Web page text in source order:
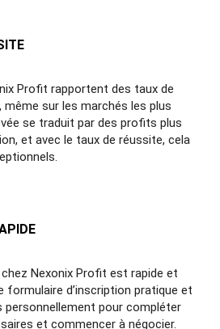
Profit rapportent des taux de
même sur les marchés les plus
se traduit par des profits plus
et avec le taux de réussite, cela
chez Nexonix Profit est rapide et
formulaire d’inscription pratique et
pour compléter
et commencer à négocier.